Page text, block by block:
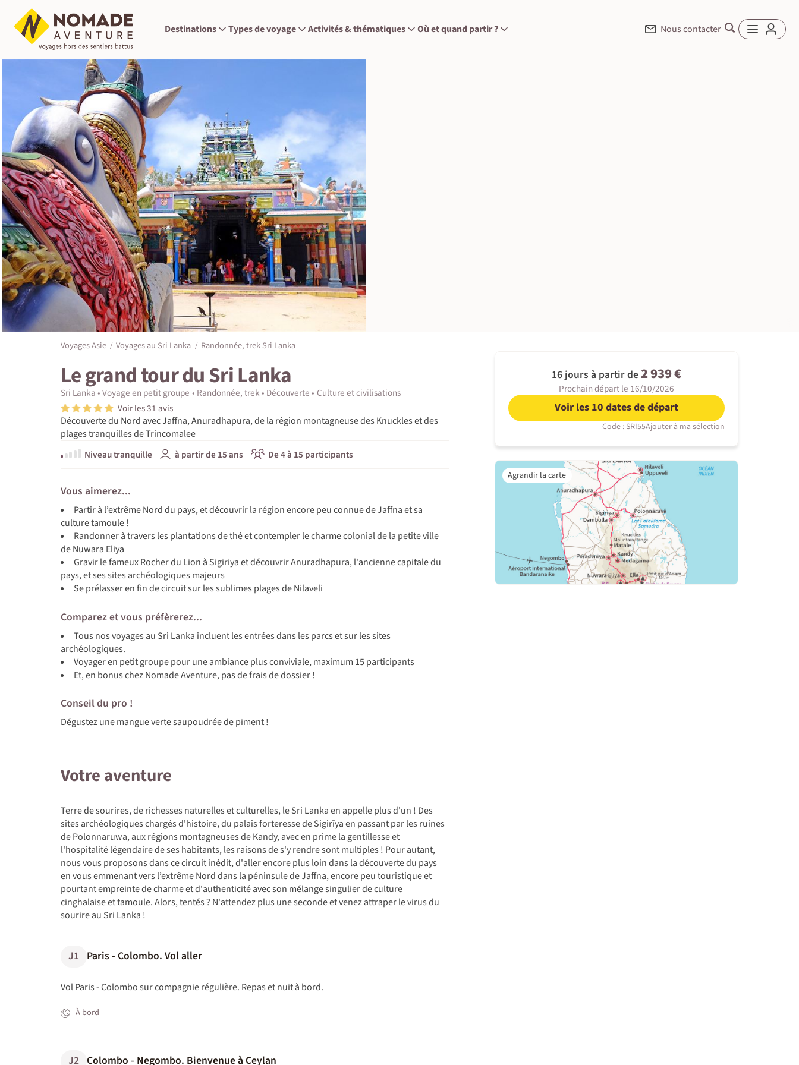
Destinations Types de voyage Activités & thématiques Où et quand partir ? Nous contacter
Voyages Asie Voyages au Sri Lanka Randonnée, trek Sri Lanka
Le grand tour du Sri Lanka
Sri Lanka Voyage en petit groupe Randonnée, trek Découverte
Culture et civilisations
Voir les 31 avis
Découverte du Nord avec Jaffna, Anuradhapura, de la région montagneuse des Knuckles et des
plages tranquilles de Trincomalee
Niveau tranquille
à partir de 15 ans De 4 à 15 participants
16 jours à partir de2 939 €
Prochain départ le 16/10/2026
Voir les 10 dates de départ
Code : SRI55Ajouter à ma sélection
Vous aimerez...
Partir à l’extrême Nord du pays, et découvrir la région encore peu connue de Jaffna et sa
culture tamoule !
Randonner à travers les plantations de thé et contempler le charme colonial de la petite ville
de Nuwara Eliya
Gravir le fameux Rocher du Lion à Sigiriya et découvrir Anuradhapura, l'ancienne capitale du
pays, et ses sites archéologiques majeurs
Se prélasser en fin de circuit sur les sublimes plages de Nilaveli
Comparez et vous préfèrerez...
Tous nos voyages au Sri Lanka incluent les entrées dans les parcs et sur les sites
archéologiques.
Voyager en petit groupe pour une ambiance plus conviviale, maximum 15 participants
Et, en bonus chez Nomade Aventure, pas de frais de dossier !
Conseil du pro !
Dégustez une mangue verte saupoudrée de piment !
Votre aventure
Terre de sourires, de richesses naturelles et culturelles, le Sri Lanka en appelle plus d'un ! Des
sites archéologiques chargés d'histoire, du palais forteresse de Sigirîya en passant par les ruines
de Polonnaruwa, aux régions montagneuses de Kandy, avec en prime la gentillesse et
l'hospitalité légendaire de ses habitants, les raisons de s'y rendre sont multiples ! Pour autant,
nous vous proposons dans ce circuit inédit, d'aller encore plus loin dans la découverte du pays
en vous emmenant vers l’extrême Nord dans la péninsule de Jaffna, encore peu touristique et
pourtant empreinte de charme et d'authenticité avec son mélange singulier de culture
cinghalaise et tamoule. Alors, tentés ? N'attendez plus une seconde et venez attraper le virus du
sourire au Sri Lanka !
J1 Paris - Colombo. Vol aller
Vol Paris - Colombo sur compagnie régulière. Repas et nuit à bord.
À bord
J2 Colombo - Negombo. Bienvenue à Ceylan